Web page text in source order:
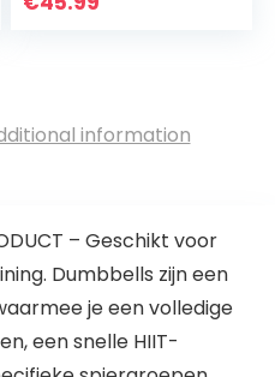
information
– Geschikt voor
Dumbbells zijn een
je een volledige
een snelle HIIT-